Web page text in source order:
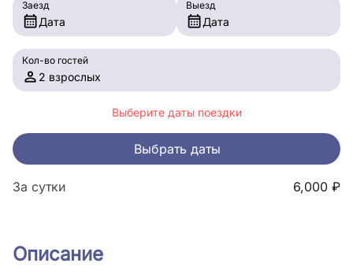
Описание
Заезд
Дата
Выезд
Дата
Кол-во гостей
2 взрослых
Выберите даты поездки
Выбрать даты
За сутки 6,000 ₽